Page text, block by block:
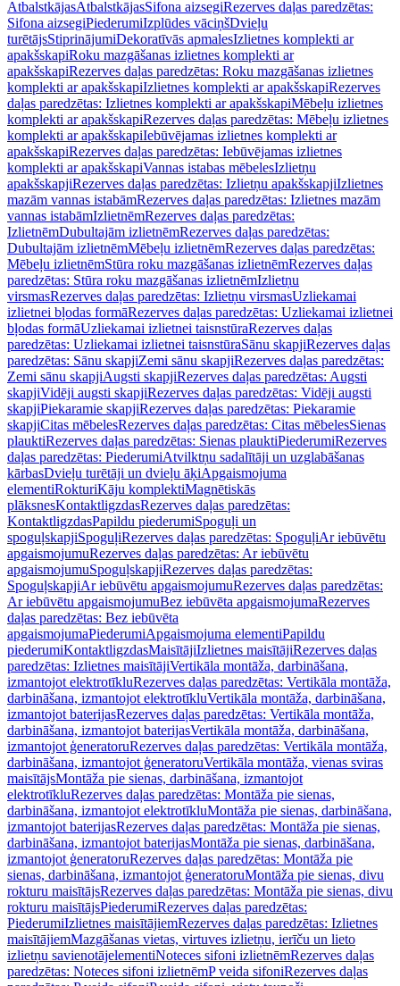
AtbalstkājasAtbalstkājasSifona aizsegiRezerves daļas paredzētas:
Sifona aizsegiPiederumiIzplūdes vāciņšDvieļu
turētājsStiprinājumiDekoratīvās apmalesIzlietnes komplekti ar
apakšskapiRoku mazgāšanas izlietnes komplekti ar
apakšskapiRezerves daļas paredzētas: Roku mazgāšanas izlietnes
komplekti ar apakšskapiIzlietnes komplekti ar apakšskapiRezerves
daļas paredzētas: Izlietnes komplekti ar apakšskapiMēbeļu izlietnes
komplekti ar apakšskapiRezerves daļas paredzētas: Mēbeļu izlietnes
komplekti ar apakšskapiIebūvējamas izlietnes komplekti ar
apakšskapiRezerves daļas paredzētas: Iebūvējamas izlietnes
komplekti ar apakšskapiVannas istabas mēbelesIzlietņu
apakšskapjiRezerves daļas paredzētas: Izlietņu apakšskapjiIzlietnes
mazām vannas istabāmRezerves daļas paredzētas: Izlietnes mazām
vannas istabāmIzlietnēmRezerves daļas paredzētas:
IzlietnēmDubultajām izlietnēmRezerves daļas paredzētas:
Dubultajām izlietnēmMēbeļu izlietnēmRezerves daļas paredzētas:
Mēbeļu izlietnēmStūra roku mazgāšanas izlietnēmRezerves daļas
paredzētas: Stūra roku mazgāšanas izlietnēmIzlietņu
virsmasRezerves daļas paredzētas: Izlietņu virsmasUzliekamai
izlietnei bļodas formāRezerves daļas paredzētas: Uzliekamai izlietnei
bļodas formāUzliekamai izlietnei taisnstūraRezerves daļas
paredzētas: Uzliekamai izlietnei taisnstūraSānu skapjiRezerves daļas
paredzētas: Sānu skapjiZemi sānu skapjiRezerves daļas paredzētas:
Zemi sānu skapjiAugsti skapjiRezerves daļas paredzētas: Augsti
skapjiVidēji augsti skapjiRezerves daļas paredzētas: Vidēji augsti
skapjiPiekaramie skapjiRezerves daļas paredzētas: Piekaramie
skapjiCitas mēbelesRezerves daļas paredzētas: Citas mēbelesSienas
plauktiRezerves daļas paredzētas: Sienas plauktiPiederumiRezerves
daļas paredzētas: PiederumiAtvilktņu sadalītāji un uzglabāšanas
kārbasDvieļu turētāji un dvieļu āķiApgaismojuma
elementiRokturiKāju komplektiMagnētiskās
plāksnesKontaktligzdasRezerves daļas paredzētas:
KontaktligzdasPapildu piederumiSpoguļi un
spoguļskapjiSpoguļiRezerves daļas paredzētas: SpoguļiAr iebūvētu
apgaismojumuRezerves daļas paredzētas: Ar iebūvētu
apgaismojumuSpoguļskapjiRezerves daļas paredzētas:
SpoguļskapjiAr iebūvētu apgaismojumuRezerves daļas paredzētas:
Ar iebūvētu apgaismojumuBez iebūvēta apgaismojumaRezerves
daļas paredzētas: Bez iebūvēta
apgaismojumaPiederumiApgaismojuma elementiPapildu
piederumiKontaktligzdasMaisītājiIzlietnes maisītājiRezerves daļas
paredzētas: Izlietnes maisītājiVertikāla montāža, darbināšana,
izmantojot elektrotīkluRezerves daļas paredzētas: Vertikāla montāža,
darbināšana, izmantojot elektrotīkluVertikāla montāža, darbināšana,
izmantojot baterijasRezerves daļas paredzētas: Vertikāla montāža,
darbināšana, izmantojot baterijasVertikāla montāža, darbināšana,
izmantojot ģeneratoruRezerves daļas paredzētas: Vertikāla montāža,
darbināšana, izmantojot ģeneratoruVertikāla montāža, vienas sviras
maisītājsMontāža pie sienas, darbināšana, izmantojot
elektrotīkluRezerves daļas paredzētas: Montāža pie sienas,
darbināšana, izmantojot elektrotīkluMontāža pie sienas, darbināšana,
izmantojot baterijasRezerves daļas paredzētas: Montāža pie sienas,
darbināšana, izmantojot baterijasMontāža pie sienas, darbināšana,
izmantojot ģeneratoruRezerves daļas paredzētas: Montāža pie
sienas, darbināšana, izmantojot ģeneratoruMontāža pie sienas, divu
rokturu maisītājsRezerves daļas paredzētas: Montāža pie sienas, divu
rokturu maisītājsPiederumiRezerves daļas paredzētas:
PiederumiIzlietnes maisītājiemRezerves daļas paredzētas: Izlietnes
maisītājiemMazgāšanas vietas, virtuves izlietņu, ierīču un lieto
izlietņu savienotājelementiNoteces sifoni izlietnēmRezerves daļas
paredzētas: Noteces sifoni izlietnēmP veida sifoniRezerves daļas